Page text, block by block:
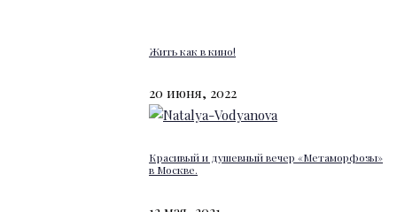
Жить как в кино!
20 июня, 2022
Красивый и душевный вечер «Метаморфозы»
в Москве.